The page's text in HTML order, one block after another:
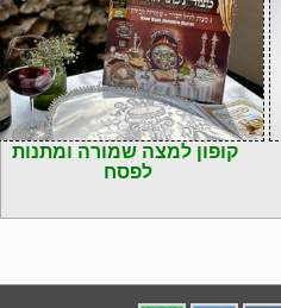
קופון למצה שמורה ומתנות
לפסח